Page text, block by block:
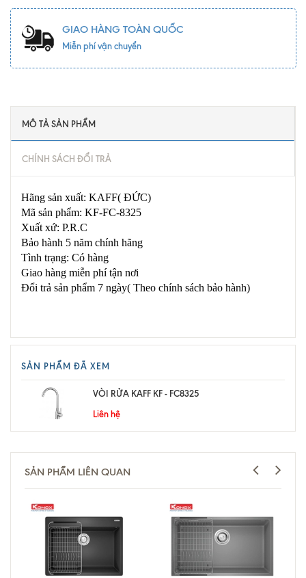
GIAO HÀNG TOÀN QUỐC
Miễn phí vận chuyển
MÔ TẢ SẢN PHẨM
CHÍNH SÁCH ĐỔI TRẢ
Hãng sản xuất: KAFF( ĐỨC)
Mã sản phẩm: KF-FC-8325
Xuất xứ: P.R.C
Bảo hành 5 năm chính hãng
Tình trạng: Có hàng
Giao hàng miễn phí tận nơi
Đổi trả sản phẩm 7 ngày( Theo chính sách bảo hành)
SẢN PHẨM ĐÃ XEM
VÒI RỬA KAFF KF - FC8325
Liên hệ
SẢN PHẨM LIÊN QUAN